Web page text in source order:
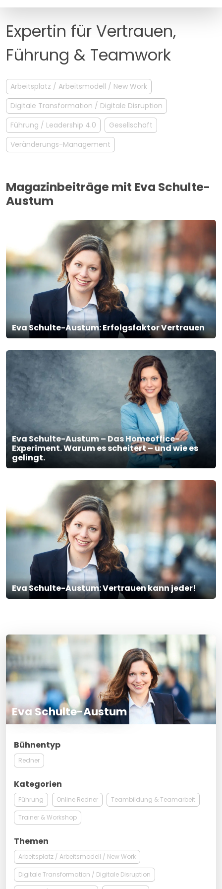
MANAGEMENT
Expertin für Vertrauen,
Führung & Teamwork
Arbeitsplatz / Arbeitsmodell / New Work
Digitale Transformation / Digitale Disruption
Führung / Leadership 4.0
Gesellschaft
Veränderungs-Management
Magazinbeiträge mit Eva Schulte-
Austum
Eva Schulte-Austum: Erfolgsfaktor Vertrauen
Eva Schulte-Austum – Das Homeoffice-
Experiment. Warum es scheitert – und wie es
gelingt.
Eva Schulte-Austum: Vertrauen kann jeder!
Eva Schulte-Austum
Bühnentyp
Redner
Kategorien
Führung Online Redner Teambildung & Teamarbeit
Trainer & Workshop
Themen
Arbeitsplatz / Arbeitsmodell / New Work
Digitale Transformation / Digitale Disruption